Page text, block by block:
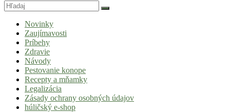
Novinky
Zaujímavosti
Príbehy
Zdravie
Návody
Pestovanie konope
Recepty a mňamky
Legalizácia
Zásady ochrany osobných údajov
húličský e-shop